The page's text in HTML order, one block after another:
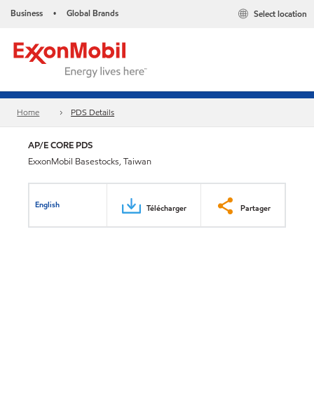
Business • Global Brands Select location
Home PDS Details
AP/E CORE PDS
ExxonMobil Basestocks, Taiwan
English Télécharger Partager